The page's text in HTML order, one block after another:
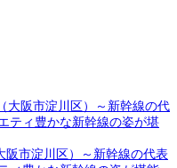
阪市淀川区）～新幹線の代表